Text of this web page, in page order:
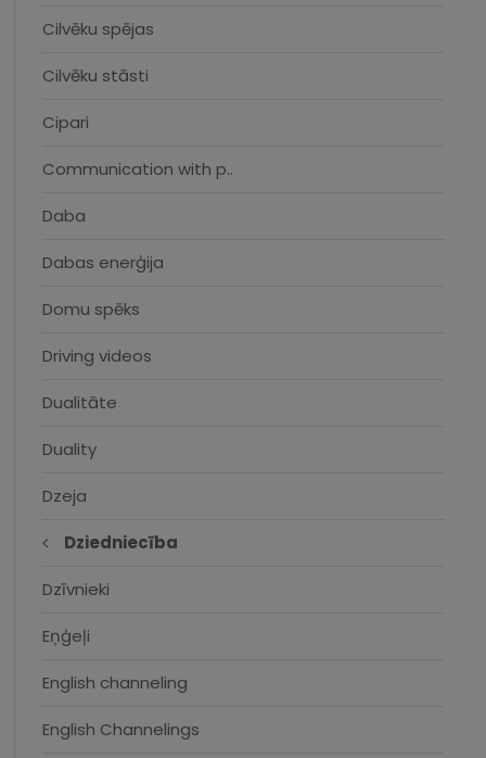
Cilvēku spējas
Cilvēku stāsti
Cipari
Communication with p..
Daba
Dabas enerģija
Domu spēks
Driving videos
Dualitāte
Duality
Dzeja
Dziedniecība
Dzīvnieki
Eņģeļi
English channeling
English Channelings